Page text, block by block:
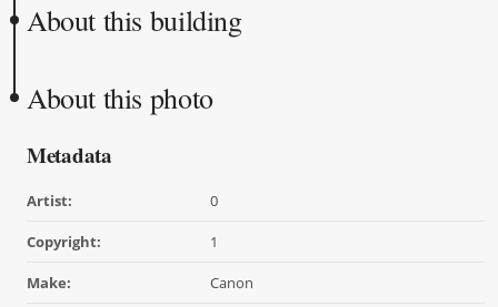
About this building
About this photo
Metadata
Artist: 0
Copyright: 1
Make: Canon